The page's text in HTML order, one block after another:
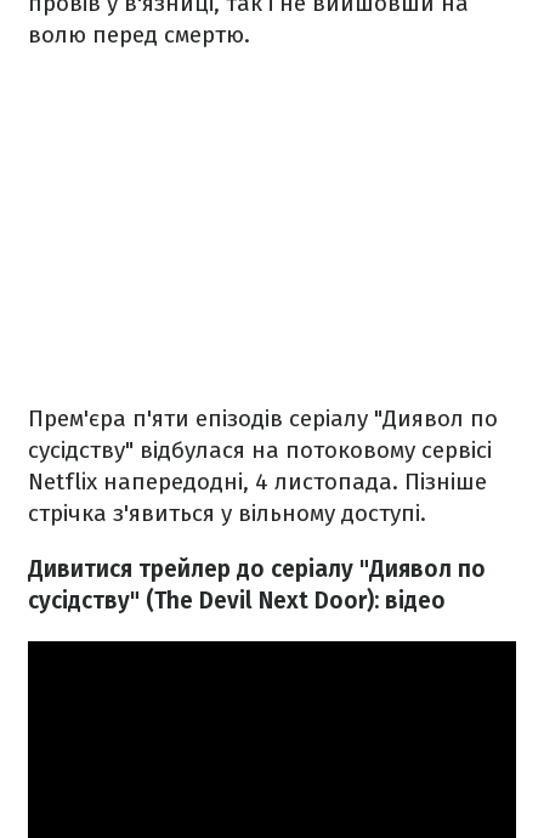
волю перед смертю.
Прем'єра п'яти епізодів серіалу "Диявол по
сусідству" відбулася на потоковому сервісі
Netflix напередодні, 4 листопада. Пізніше
стрічка з'явиться у вільному доступі.
Дивитися трейлер до серіалу "Диявол по
сусідству" (The Devil Next Door): відео